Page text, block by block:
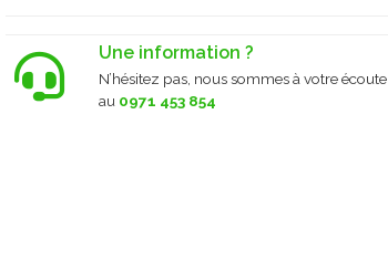
Une information ?
N’hésitez pas, nous sommes à votre écoute
au 0971 453 854